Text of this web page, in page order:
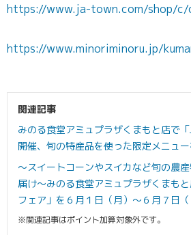
https://www.ja-town.com/shop/c/
https://www.minoriminoru.jp/
関連記事
みのる食堂アミュプラザくまもと店で「
開催、旬の特産品を使った限定メニュ
～スイートコーンやスイカなど旬の農
届け～みのる食堂アミュプラザくまも
フェア」を６月１日（月）～６月７日
※関連記事はポイント加算対象外です。